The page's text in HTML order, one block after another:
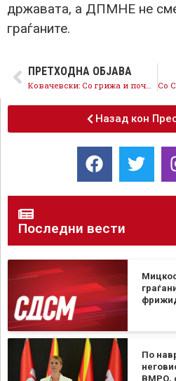
државата, а ДПМНЕ не
граѓаните.
ПРЕТХОДНА ОБЈАВА
Назад кон
Последни вести
По
ВМРО,